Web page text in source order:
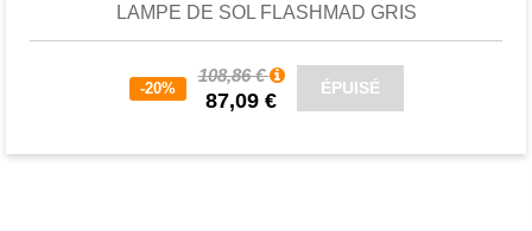
LAMPE DE SOL FLASHMAD GRIS
-20%
108,86 €
87,09 €
ÉPUISÉ